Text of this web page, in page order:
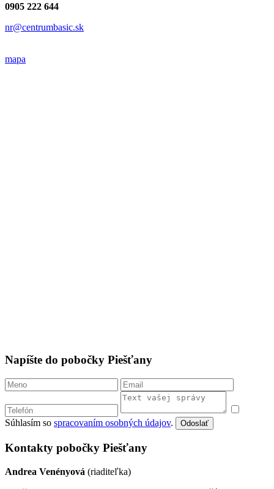
0905 222 644
nr@centrumbasic.sk
mapa
Napíšte do pobočky Piešťany
Súhlasím so spracovaním osobných údajov. Odoslať
Kontakty pobočky Piešťany
Andrea Venényová (riaditeľka)